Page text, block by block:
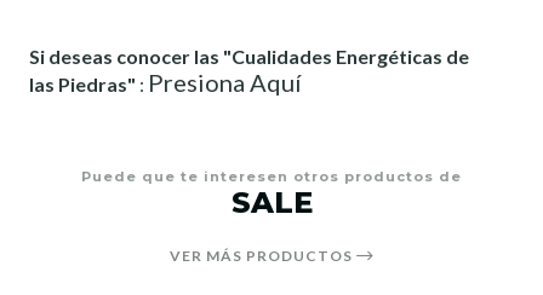
Si deseas conocer las "Cualidades Energéticas de
las Piedras" : Presiona Aquí
Puede que te interesen otros productos de
SALE
VER MÁS PRODUCTOS